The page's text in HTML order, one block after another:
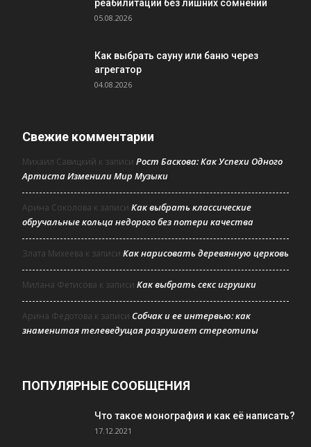
реабилитации без лишних сомнений
05.08.2026
Как выбрать сауну или баню через
агрегатор
04.08.2026
Свежие комментарии
Михаил Савицкий к записи Рост Баскова: Как Успехи Одного
Артиста Изменили Мир Музыки
Арина Соколова к записи Как выбрать классические
обручальные кольца недорого без потери качества
Злата Михеева к записи Как нарисовать деревянную церковь
Милана Фетисова к записи Как выбрать секс игрушки
Арина Федотова к записи Собчак и ее интервью: как
знаменитая телеведущая разрушает стереотипы
ПОПУЛЯРНЫЕ СООБЩЕНИЯ
Что такое монография и как её написать?
17.12.2021